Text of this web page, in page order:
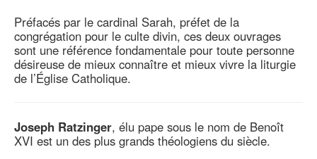
Préfacés par le cardinal Sarah, préfet de la
congrégation pour le culte divin, ces deux ouvrages
sont une référence fondamentale pour toute personne
désireuse de mieux connaître et mieux vivre la liturgie
de l’Église Catholique.
Joseph Ratzinger, élu pape sous le nom de Benoît
XVI est un des plus grands théologiens du siècle.